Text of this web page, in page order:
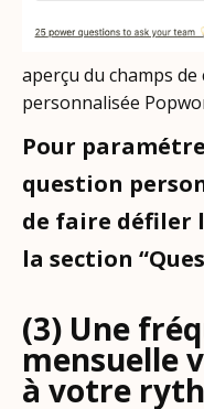
aperçu du champs
personnalisée
Pour
question
de faire défiler
la section
(3) Une
mensuelle
à votre